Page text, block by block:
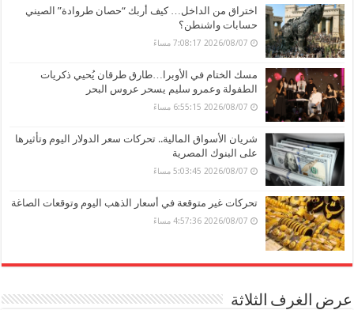
اختراق من الداخل… كيف أربك “حصان طروادة” الصيني
حسابات واشنطن؟
2026/08/07 7:08:17 مساءً
مسك الختام في الأوبرا…طارق طرقان يُحيي ذكريات
الطفولة وعمرو سليم يسحر عروس البحر
2026/08/07 6:55:15 مساءً
شريان الأسواق المالية.. تحركات سعر الدولار اليوم وتأثيرها
على البنوك المصرية
2026/08/07 5:03:45 مساءً
تحركات غير متوقعة في أسعار الذهب اليوم وتوقعات الصاغة
2026/08/07 4:57:36 مساءً
عرض الغرف الثلاثة